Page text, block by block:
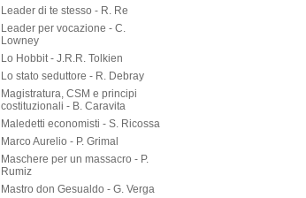
Leader di te stesso - R. Re
Leader per vocazione - C.
Lowney
Lo Hobbit - J.R.R. Tolkien
Lo stato seduttore - R. Debray
Magistratura, CSM e principi
costituzionali - B. Caravita
Maledetti economisti - S. Ricossa
Marco Aurelio - P. Grimal
Maschere per un massacro - P.
Rumiz
Mastro don Gesualdo - G. Verga